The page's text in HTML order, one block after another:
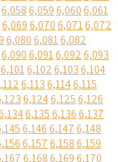
6,0586,0596,0606,061
6,0696,0706,0716,072
6,0806,0816,082
6,0906,0916,0926,093
6,1016,1026,1036,104
6,1136,1146,115
6,1246,1256,126
6,1356,1366,137
6,1466,1476,148
6,1576,1586,159
6,1686,1696,170